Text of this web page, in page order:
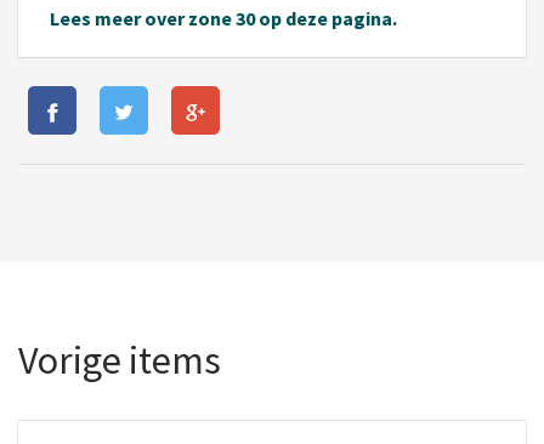
Lees meer over zone 30 op deze pagina.
Vorige items